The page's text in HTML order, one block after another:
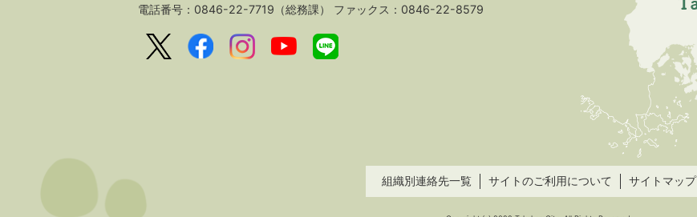
電話番号：0846-22-7719（総務課） ファックス：0846-22-8579
組織別連絡先一覧 サイトのご利用について サイトマップ